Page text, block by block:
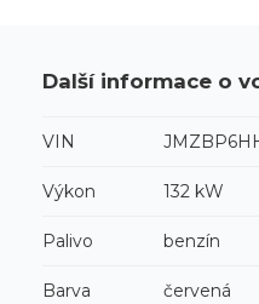
Další informace o
VIN
Výkon 132 kW
Palivo benzín
Barva červená